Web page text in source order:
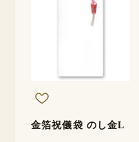
金箔祝儀袋 のし金L